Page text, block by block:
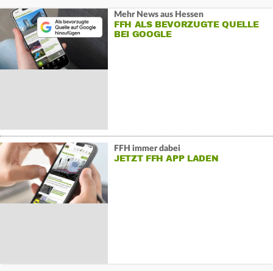
Mehr News aus Hessen
FFH ALS BEVORZUGTE QUELLE
BEI GOOGLE
FFH immer dabei
JETZT FFH APP LADEN